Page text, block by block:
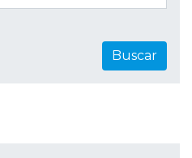
Buscar